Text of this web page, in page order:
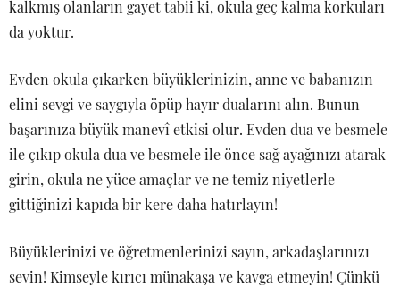
kalkmış olanların gayet tabii ki, okula geç kalma korkuları
da yoktur.
Evden okula çıkarken büyüklerinizin, anne ve babanızın
elini sevgi ve saygıyla öpüp hayır dualarını alın. Bunun
başarınıza büyük manevî etkisi olur. Evden dua ve besmele
ile çıkıp okula dua ve besmele ile önce sağ ayağınızı atarak
girin, okula ne yüce amaçlar ve ne temiz niyetlerle
gittiğinizi kapıda bir kere daha hatırlayın!
Büyüklerinizi ve öğretmenlerinizi sayın, arkadaşlarınızı
sevin! Kimseyle kırıcı münakaşa ve kavga etmeyin! Çünkü